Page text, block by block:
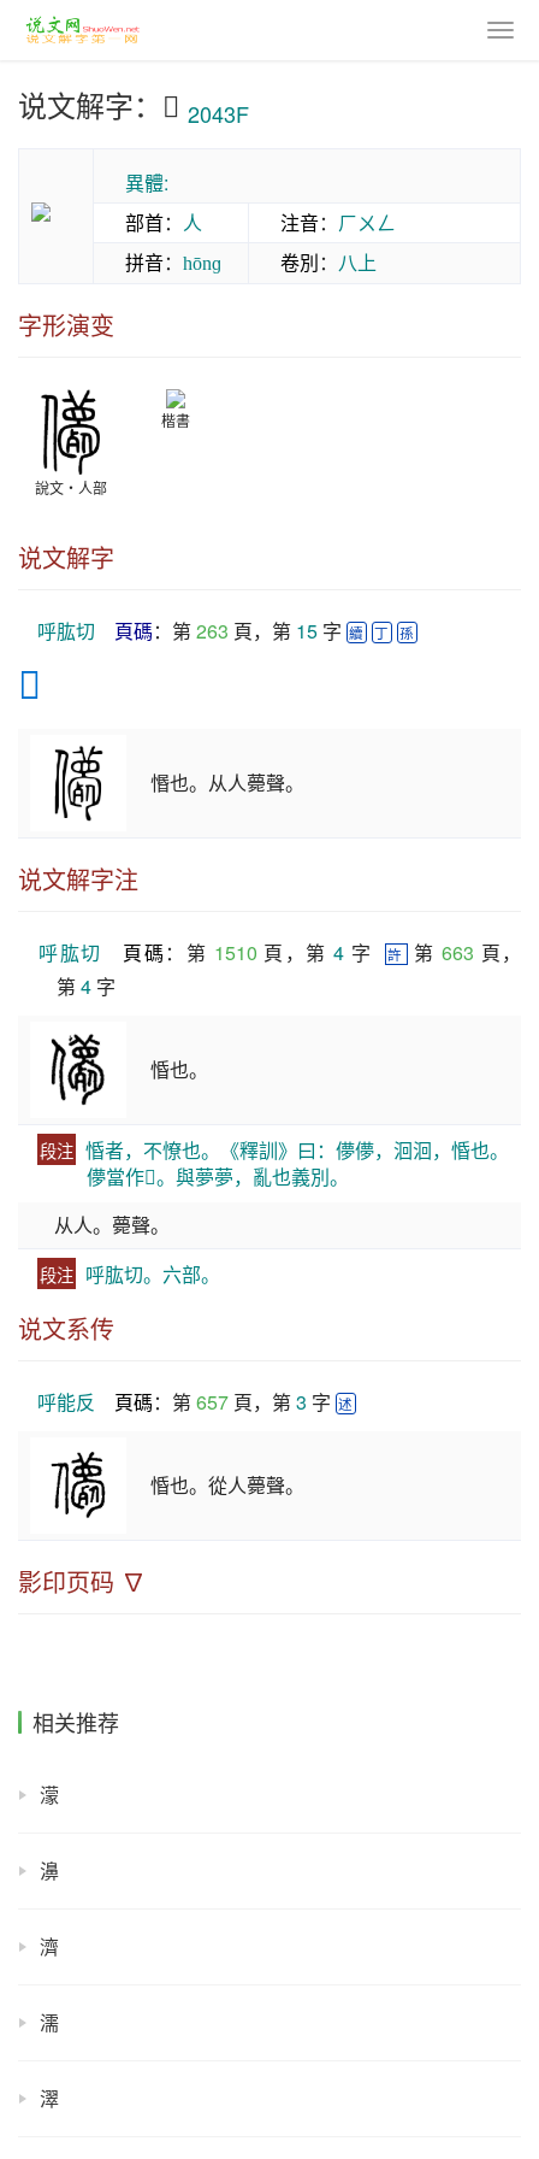
说文解字：𠐿 2043F
異體:
部首： 人 注音： ㄏㄨㄥ
拼音： hōnɡ 卷別： 八上
字形演变
說文‧人部
楷書
说文解字
呼肱切 頁碼：第 263 頁，第 15 字 續 丁 孫
𠐿
惽也。从人薨聲。
说文解字注
呼肱切 頁碼 ：第 1510 頁，第 4 字 許 第 663 頁，
第 4 字
惛也。
段注 惛者，不憭也。《釋訓》曰：儚儚，洄洄，惛也。
儚當作𠐿。與夢夢，亂也義別。
从人。薨聲。
段注 呼肱切。六部。
说文系传
呼能反 頁碼：第 657 頁，第 3 字 述
惛也。從人薨聲。
影印页码 ∇
相关推荐
濛
濞
濟
濡
濢